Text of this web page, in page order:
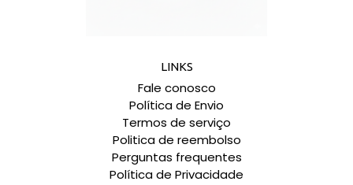
LINKS
Fale conosco
Política de Envio
Termos de serviço
Politica de reembolso
Perguntas frequentes
Política de Privacidade